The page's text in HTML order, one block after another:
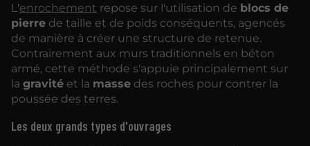
L'enrochement repose sur l'utilisation de blocs de
pierre de taille et de poids conséquents, agencés
de manière à créer une structure de retenue.
Contrairement aux murs traditionnels en béton
armé, cette méthode s'appuie principalement sur
la gravité et la masse des roches pour contrer la
poussée des terres.
Les deux grands types d'ouvrages